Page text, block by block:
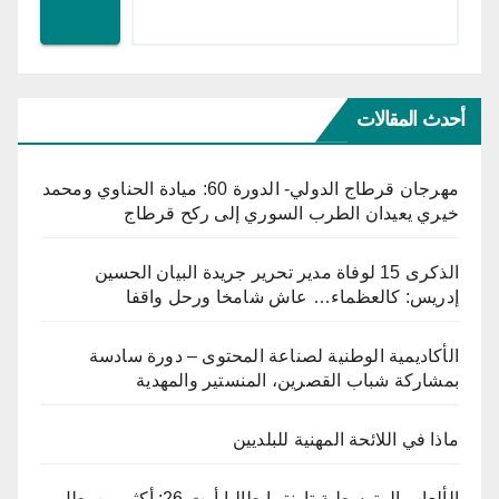
أحدث المقالات
مهرجان قرطاج الدولي- الدورة 60: ميادة الحناوي ومحمد
خيري يعيدان الطرب السوري إلى ركح قرطاج
الذكرى 15 لوفاة مدير تحرير جريدة البيان الحسين
إدريس: كالعظماء… عاش شامخا ورحل واقفا
الأكاديمية الوطنية لصناعة المحتوى – دورة سادسة
بمشاركة شباب القصرين، المنستير والمهدية
ماذا في اللائحة المهنية للبلديين